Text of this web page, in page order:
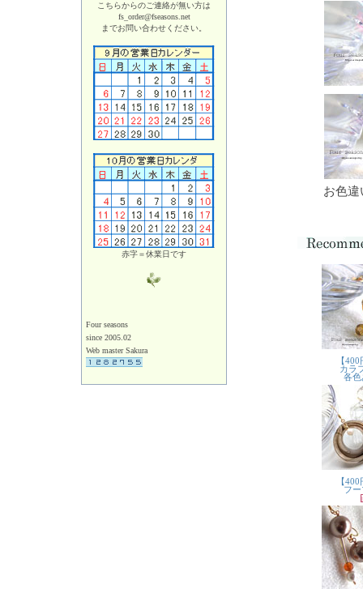
こちらからのご連絡が無い方は
fs_order@fseasons.net
までお問い合わせください。
赤字＝休業日です
Four seasons
since 2005.02
Web master Sakura
お色